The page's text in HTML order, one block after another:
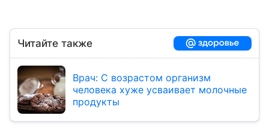
Читайте также
Врач: С возрастом организм
человека хуже усваивает молочные
продукты